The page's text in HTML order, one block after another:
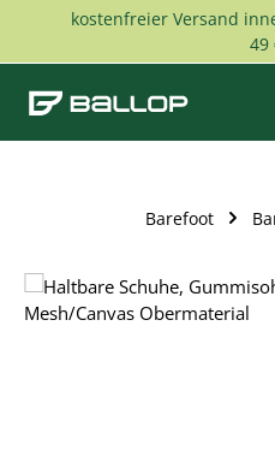
Zum Hauptinhalt springen
kostenfreier Versand
49
Barefoot
Bildergalerie überspringen